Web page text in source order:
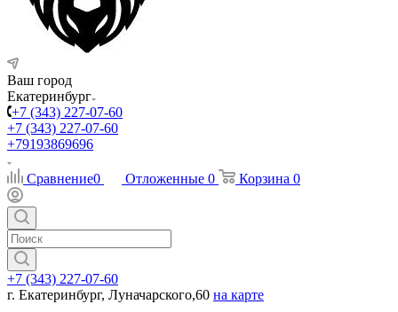
Ваш город
Екатеринбург
+7 (343) 227-07-60
+7 (343) 227-07-60
+79193869696
Сравнение0 Отложенные 0 Корзина 0
+7 (343) 227-07-60
г. Екатеринбург, Луначарского,60 на карте